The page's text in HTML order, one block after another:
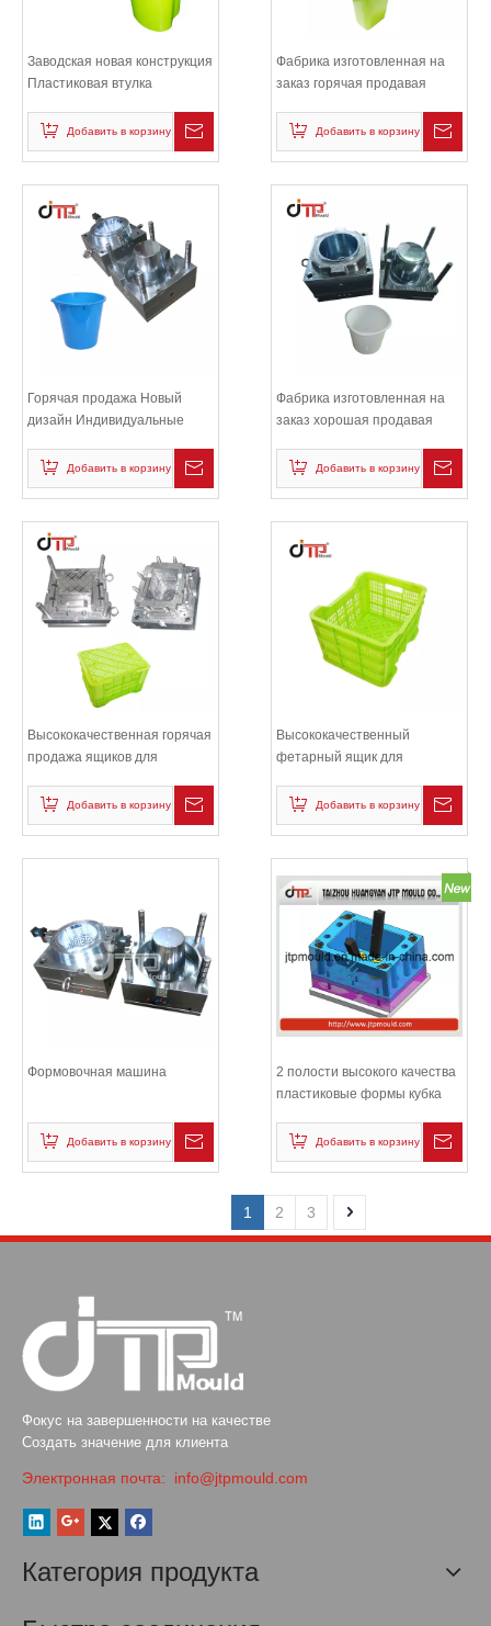
Заводская новая конструкция
Пластиковая втулка
Добавить в корзину
Фабрика изготовленная на
заказ горячая продавая
Добавить в корзину
Горячая продажа Новый
дизайн Индивидуальные
впрыскивания
Добавить в корзину
Фабрика изготовленная на
заказ хорошая продавая
Добавить в корзину
Высококачественная горячая
продажа ящиков для
Добавить в корзину
Высококачественный
фетарный ящик для
Добавить в корзину
Формовочная машина
Добавить в корзину
2 полости высокого качества
пластиковые формы кубка
Добавить в корзину
1 2 3
Фокус на завершенности на качестве
Создать значение для клиента
Электронная почта: info@jtpmould.com
Категория продукта